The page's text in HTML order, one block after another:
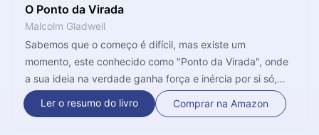
O Ponto da Virada
Malcolm Gladwell
Sabemos que o começo é difícil, mas existe um
momento, este conhecido como "Ponto da Virada", onde
a sua ideia na verdade ganha força e inércia por si só,
quase como se descesse uma ladeira rapidamente, com
toda a velocidade e força que você aplicou para subir o
Ler o resumo do livro Comprar na Amazon